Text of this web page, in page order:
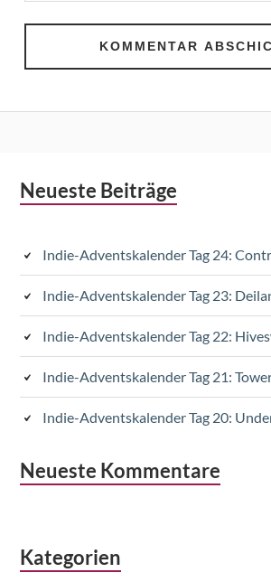
Subsidiary
Neueste Beiträge
Indie-Adventskalender Tag 24:
Indie-Adventskalender Tag 23:
Indie-Adventskalender Tag 22:
Indie-Adventskalender Tag 21:
Indie-Adventskalender Tag 20:
Neueste Kommentare
Kategorien